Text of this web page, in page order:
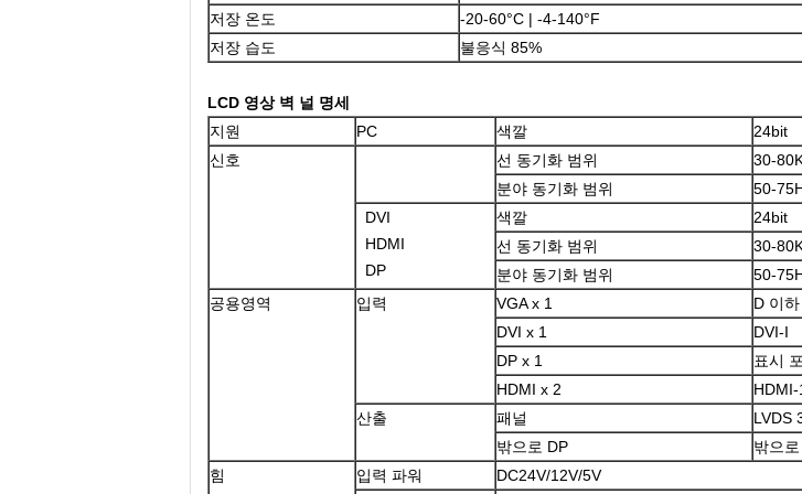
제출
저장 온도
-20-60°C | -4-140°F
저장 습도
불응식 85%
LCD 영상 벽 널 명세
지원
PC 색깔
24bit
신호
선 동기화 범위
30-
분야 동기화 범위
50-
DVI
HDMI
DP
색깔
24bit
선 동기화 범위
30-
분야 동기화 범위
50-
공용영역
입력 VGA x 1
D 이
DVI x 1
DVI-I
DP x 1
표시
HDMI x 2
HDMI-
산출
패널
LVDS
밖으로 DP
밖으
힘
입력 파워
DC24V/12V/5V